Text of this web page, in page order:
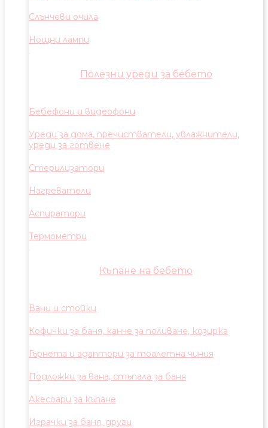
Слънчеви очила
Нощни лампи
Полезни уреди за бебето
Бебефони и видеофони
Уреди за дома, пречистватели, увлажнители,
уреди за готвене
Стерилизатори
Нагреватели
Аспиратори
Термометри
Къпане на бебето
Вани и стойки
Кофички за баня, канче за поливане, козирка
Гърнета и адаптори за тоалетна чиния
Подложки за вана, стъпала за баня
Акесоари за къпане
Играчки за баня, други